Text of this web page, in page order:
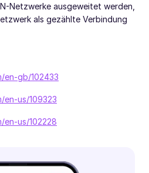
Netzwerke ausgeweitet werden,
als gezählte Verbindung
en-gb/102433
us/109323
us/102228